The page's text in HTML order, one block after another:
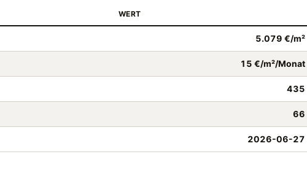
WERT
5.079 €/m²
15 €/m²/Monat
435
66
2026-06-27